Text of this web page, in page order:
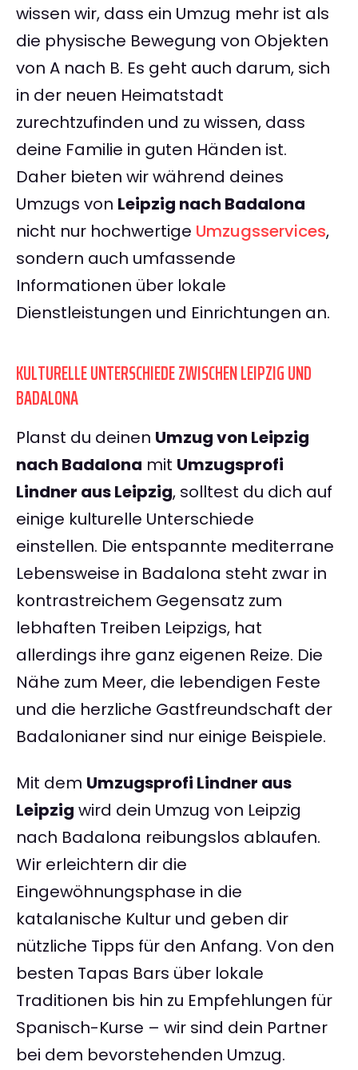
wissen wir, dass ein Umzug mehr ist als
die physische Bewegung von Objekten
von A nach B. Es geht auch darum, sich
in der neuen Heimatstadt
zurechtzufinden und zu wissen, dass
deine Familie in guten Händen ist.
Daher bieten wir während deines
Umzugs von Leipzig nach Badalona
nicht nur hochwertige Umzugsservices,
sondern auch umfassende
Informationen über lokale
Dienstleistungen und Einrichtungen an.
KULTURELLE UNTERSCHIEDE ZWISCHEN LEIPZIG UND
BADALONA
Planst du deinen Umzug von Leipzig
nach Badalona mit Umzugsprofi
Lindner aus Leipzig, solltest du dich auf
einige kulturelle Unterschiede
einstellen. Die entspannte mediterrane
Lebensweise in Badalona steht zwar in
kontrastreichem Gegensatz zum
lebhaften Treiben Leipzigs, hat
allerdings ihre ganz eigenen Reize. Die
Nähe zum Meer, die lebendigen Feste
und die herzliche Gastfreundschaft der
Badalonianer sind nur einige Beispiele.
Mit dem Umzugsprofi Lindner aus
Leipzig wird dein Umzug von Leipzig
nach Badalona reibungslos ablaufen.
Wir erleichtern dir die
Eingewöhnungsphase in die
katalanische Kultur und geben dir
nützliche Tipps für den Anfang. Von den
besten Tapas Bars über lokale
Traditionen bis hin zu Empfehlungen für
Spanisch-Kurse – wir sind dein Partner
bei dem bevorstehenden Umzug.